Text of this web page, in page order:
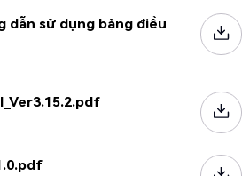
dẫn sử dụng bảng điều